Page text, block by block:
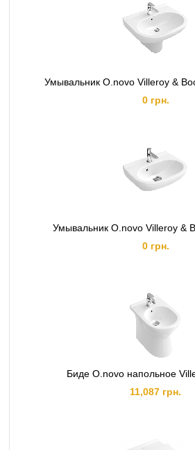
Умывальник O.novo Villeroy &
0 грн.
Умывальник O.novo Villeroy &
0 грн.
Биде O.novo напольное
11,087 грн.